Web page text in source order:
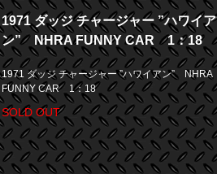
1971 ダッジ チャージャー ”ハワイア
ン” NHRA FUNNY CAR 1：18
1971 ダッジ チャージャー ”ハワイアン” NHRA
FUNNY CAR 1：18
SOLD OUT